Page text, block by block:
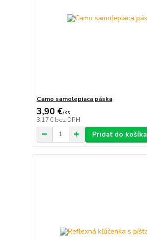
Camo samolepiaca páska
3,90 €/ks
3,17 € bez DPH
Pridať do košíka